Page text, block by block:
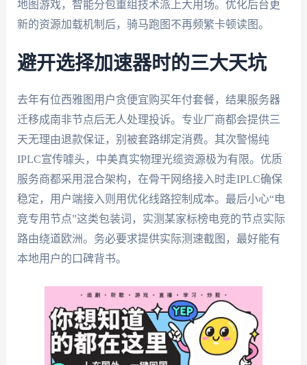
地图游戏，智能分包重组技术派上大用场。优化后台更
新的资源加载机制后，骑马跑图不再频繁卡顿读图。
避开选择加速器时的三大天坑
去年有位西雅图用户贪便宜购买年付套餐，结果服务器
迁移成南非节点后无人处理投诉。专业厂商都会提供三
天无理由退款保证，别被套路绑定消费。其次警惕纯
IPLC宣传噱头，中美真实物理光缆资源极为有限。优质
服务商都采用混合架构，在骨干网络接入时走IPLC确保
稳定，用户端接入则用优化线路控制成本。最后小心“电
竞专用节点”这类包装词，实测某家标榜电竞的节点实际
路由绕道欧洲。务必要求提供实际测速截图，最好能有
本地用户的口碑背书。